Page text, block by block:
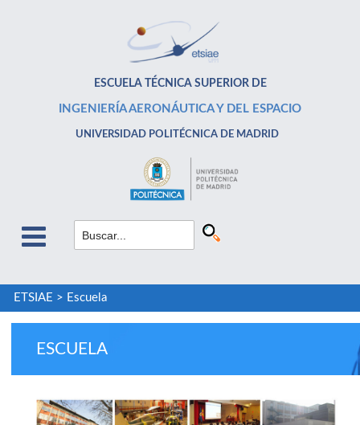
ESCUELA TÉCNICA SUPERIOR DE
INGENIERÍA AERONÁUTICA Y DEL ESPACIO
UNIVERSIDAD POLITÉCNICA DE MADRID
ETSIAE > Escuela
ESCUELA